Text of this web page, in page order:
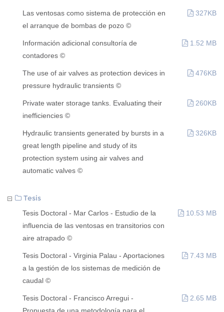
Las ventosas como sistema de protección en
el arranque de bombas de pozo ©
327KB
Información adicional consultoría de
contadores ©
1.52 MB
The use of air valves as protection devices in
pressure hydraulic transients ©
476KB
Private water storage tanks. Evaluating their
inefficiencies ©
260KB
Hydraulic transients generated by bursts in a
great length pipeline and study of its
protection system using air valves and
automatic valves ©
326KB
Tesis
Tesis Doctoral - Mar Carlos - Estudio de la
influencia de las ventosas en transitorios con
aire atrapado ©
10.53 MB
Tesis Doctoral - Virginia Palau - Aportaciones
a la gestión de los sistemas de medición de
caudal ©
7.43 MB
Tesis Doctoral - Francisco Arregui -
2.65 MB